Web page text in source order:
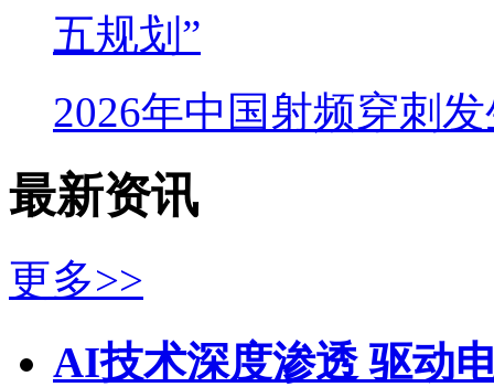
五规划”
2026年中国射频穿刺
最新资讯
更多>>
AI技术深度渗透 驱动